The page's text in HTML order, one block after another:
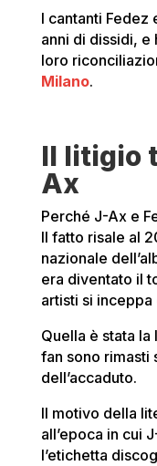
I cantanti
anni di dissidi,
loro
Milano.
Il litigio
Ax
Perché J-Ax e
Il fatto risale al
nazionale
era diventato il
artisti si inceppa
Quella è stata
fan sono rimasti
dell’accaduto.
Il motivo della
all’epoca in cui
l’etichetta